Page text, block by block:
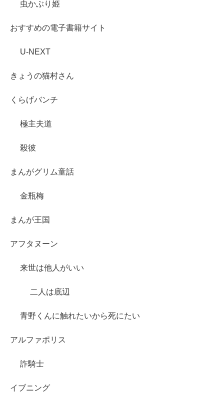
虫かぶり姫
おすすめの電子書籍サイト
U-NEXT
きょうの猫村さん
くらげバンチ
極主夫道
殺彼
まんがグリム童話
金瓶梅
まんが王国
アフタヌーン
来世は他人がいい
二人は底辺
青野くんに触れたいから死にたい
アルファポリス
詐騎士
イブニング